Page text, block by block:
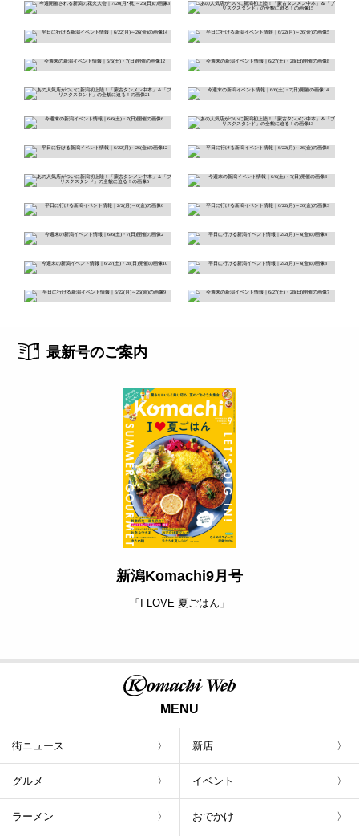
最新号のご案内
新潟Komachi9月号
「I LOVE 夏ごはん」
MENU
街ニュース 新店
グルメ イベント
ラーメン おでかけ